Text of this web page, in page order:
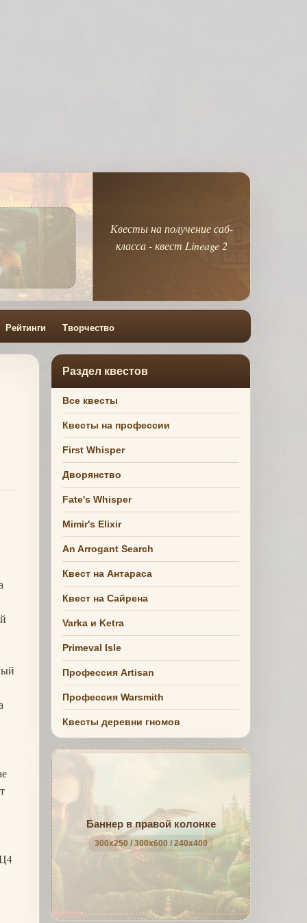
Квесты на получение саб-
класса - квест Lineage 2
Рейтинги Творчество
Раздел квестов
Все квесты
Квесты на профессии
First Whisper
Дворянство
Fate's Whisper
Mimir's Elixir
An Arrogant Search
Квест на Антараса
Квест на Сайрена
Varka и Ketra
Primeval Isle
Профессия Artisan
Профессия Warsmith
Квесты деревни гномов
Баннер в правой колонке
300x250 / 300x600 / 240x400